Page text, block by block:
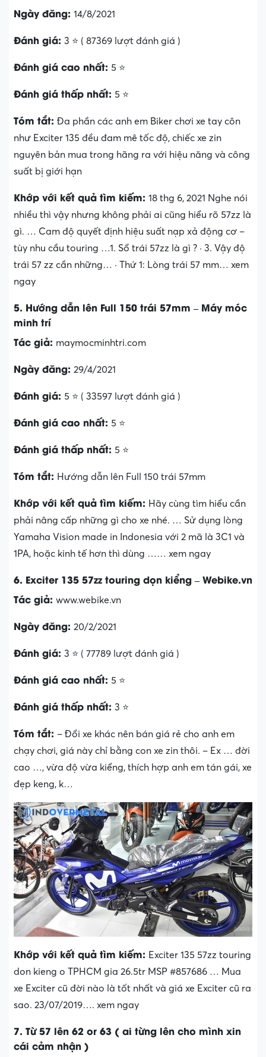
Ngày đăng: 14/8/2021
Đánh giá: 3 ⭐ ( 87369 lượt đánh giá )
Đánh giá cao nhất: 5 ⭐
Đánh giá thấp nhất: 5 ⭐
Tóm tắt: Đa phần các anh em Biker chơi xe tay côn
như Exciter 135 đều đam mê tốc độ, chiếc xe zin
nguyên bản mua trong hãng ra với hiệu năng và công
suất bị giới hạn
Khớp với kết quả tìm kiếm: 18 thg 6, 2021 Nghe nói
nhiều thì vậy nhưng không phải ai cũng hiểu rõ 57zz là
gì. … Cam độ quyết định hiệu suất nạp xả động cơ –
tùy nhu cầu touring …‎1. Sổ trái 57zz là gì ? · ‎3. Vậy độ
trái 57 zz cần những… · ‎Thứ 1: Lòng trái 57 mm… xem
ngay
5. Hướng dẫn lên Full 150 trái 57mm – Máy móc
minh trí
Tác giả: maymocminhtri.com
Ngày đăng: 29/4/2021
Đánh giá: 5 ⭐ ( 33597 lượt đánh giá )
Đánh giá cao nhất: 5 ⭐
Đánh giá thấp nhất: 5 ⭐
Tóm tắt: Hướng dẫn lên Full 150 trái 57mm
Khớp với kết quả tìm kiếm: Hãy cùng tìm hiểu cần
phải nâng cấp những gì cho xe nhé. … Sử dụng lòng
Yamaha Vision made in Indonesia với 2 mã là 3C1 và
1PA, hoặc kinh tế hơn thì dùng …… xem ngay
6. Exciter 135 57zz touring dọn kiểng – Webike.vn
Tác giả: www.webike.vn
Ngày đăng: 20/2/2021
Đánh giá: 3 ⭐ ( 77789 lượt đánh giá )
Đánh giá cao nhất: 5 ⭐
Đánh giá thấp nhất: 3 ⭐
Tóm tắt: – Đổi xe khác nên bán giá rẻ cho anh em
chạy chơi, giá này chỉ bằng con xe zin thôi. – Ex … đời
cao …, vừa độ vừa kiểng, thích hợp anh em tán gái, xe
đẹp keng, k…
Khớp với kết quả tìm kiếm: Exciter 135 57zz touring
don kieng o TPHCM gia 26.5tr MSP #857686 … Mua
xe Exciter cũ đời nào là tốt nhất và giá xe Exciter cũ ra
sao. 23/07/2019…. xem ngay
7. Từ 57 lên 62 or 63 ( ai từng lên cho mình xin
cái cảm nhận )